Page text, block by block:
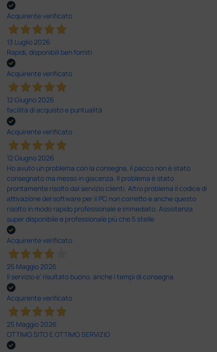
Acquirente verificato
13 Luglio 2026
Rapidi, disponibili ben forniti
Acquirente verificato
12 Giugno 2026
facilità di acquisto e puntualità
Acquirente verificato
12 Giugno 2026
Ho avuto un problema con la consegna, il pacco non è stato
consegnato ma messo in giacenza. Il problema è stato
prontamente risolto dal servizio clienti. Altro problema il codice di
attivazione del software per il PC non corretto e anche questo
risolto in modo rapido professionale e immediato. Assistenza
super disponibile e professionale più che 5 stelle
Acquirente verificato
25 Maggio 2026
Il servizio e’ risultato buono, anche i tempi di consegna
Acquirente verificato
25 Maggio 2026
OTTIMO SITO E OTTIMO SERVIZIO